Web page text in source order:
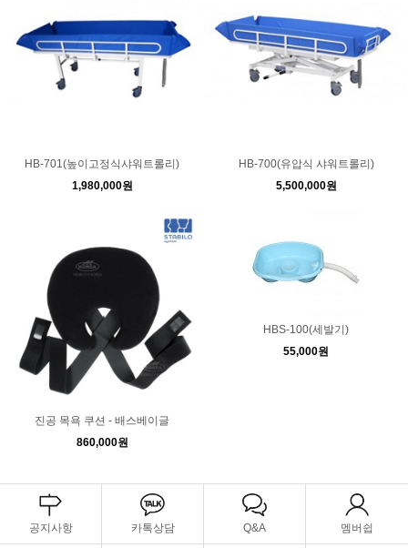
HB-701(높이고정식샤워트롤리)
1,980,000원
HB-700(유압식 샤워트롤리)
5,500,000원
진공 목욕 쿠션 - 배스베이글
860,000원
HBS-100(세발기)
55,000원
공지사항 카톡상담 Q&A 멤버쉽